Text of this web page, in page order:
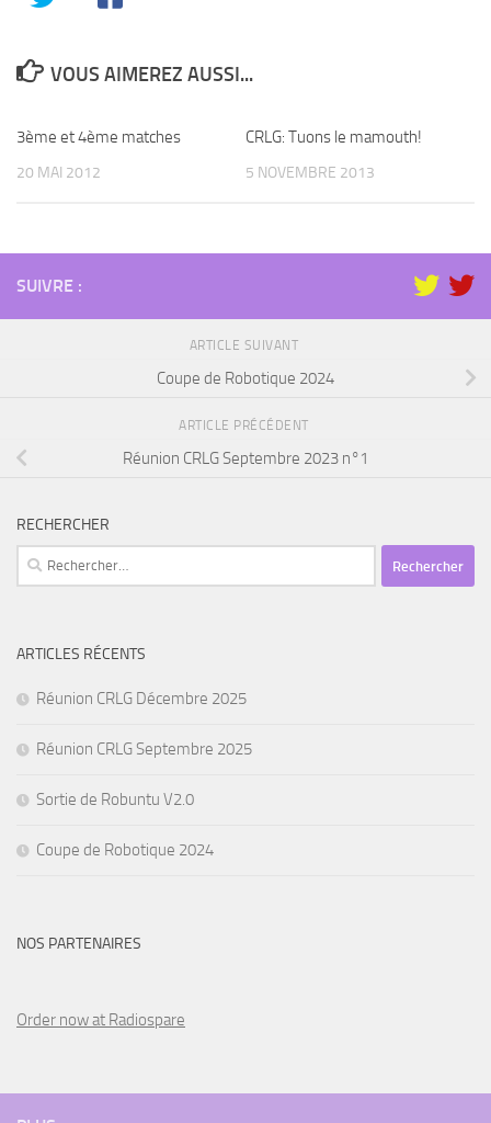
VOUS AIMEREZ AUSSI...
3ème et 4ème matches
20 MAI 2012
CRLG: Tuons le mamouth!
5 NOVEMBRE 2013
SUIVRE :
ARTICLE SUIVANT
Coupe de Robotique 2024
ARTICLE PRÉCÉDENT
Réunion CRLG Septembre 2023 n°1
RECHERCHER
Rechercher :
ARTICLES RÉCENTS
Réunion CRLG Décembre 2025
Réunion CRLG Septembre 2025
Sortie de Robuntu V2.0
Coupe de Robotique 2024
NOS PARTENAIRES
Order now at Radiospare